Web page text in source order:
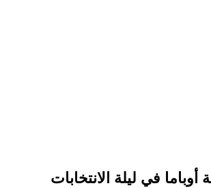
أوباما في ليلة الانتخابات